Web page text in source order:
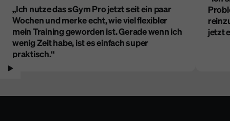
Woodpad Pro entdecken
„Ich nutze das sGym Pro jetzt seit ein paar
Wochen und merke echt, wie viel flexibler
mein Training geworden ist. Gerade wenn ich
wenig Zeit habe, ist es einfach super
praktisch.“
jetzt